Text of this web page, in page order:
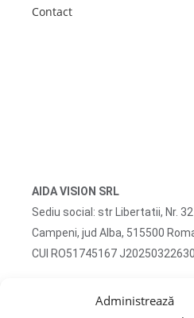
Administrează
Contact
AIDA VISION SRL
Sediu social: str Libertatii, Nr. 32
Campeni, jud Alba, 515500
CUI RO51745167